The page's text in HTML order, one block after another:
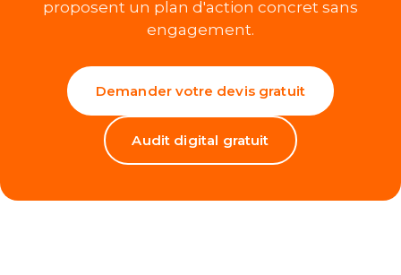
proposent un plan d'action concret sans
engagement.
Demander votre devis gratuit
Audit digital gratuit